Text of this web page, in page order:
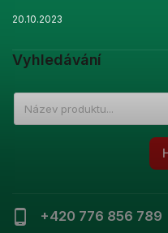
+420 776 856 789
20.10.2023
Vyhledávání